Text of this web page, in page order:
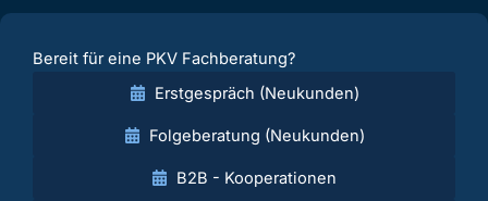
Bereit für eine PKV Fachberatung?
Erstgespräch (Neukunden)
Folgeberatung (Neukunden)
B2B - Kooperationen